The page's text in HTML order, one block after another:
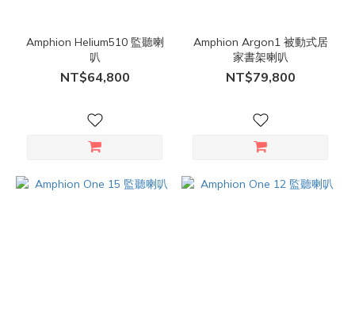
Amphion Helium510 監聽喇
叭
NT$64,800
Amphion Argon1 被動式居
家書架喇叭
NT$79,800